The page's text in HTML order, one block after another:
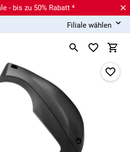
- bis zu 50% Rabatt ⁴
Filiale wählen